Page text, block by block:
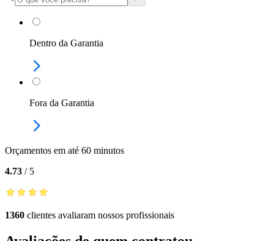
Dentro da Garantia
Fora da Garantia
Orçamentos em até 60 minutos
4.73 / 5
1360 clientes avaliaram nossos profissionais